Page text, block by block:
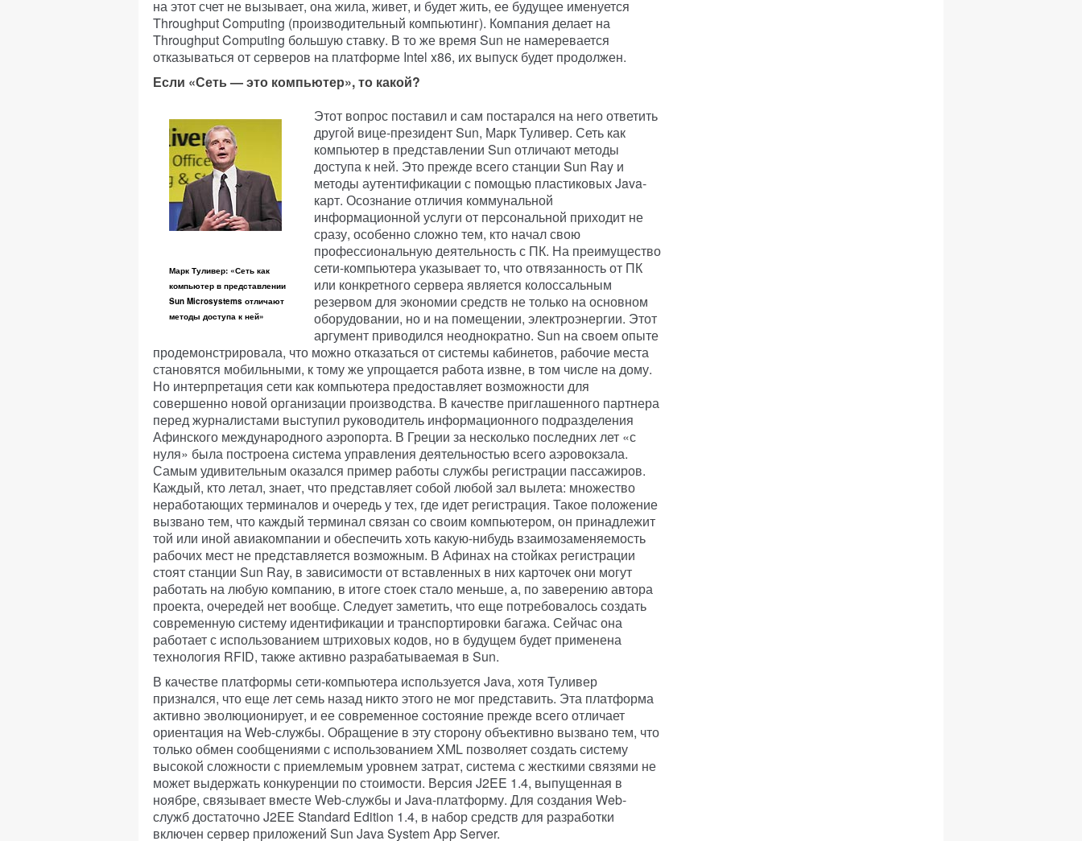
на этот счет не вызывает, она жила, живет, и будет жить, ее будущее именуется
Throughput Computing (производительный компьютинг). Компания делает на
Throughput Computing большую ставку. В то же время Sun не намеревается
отказываться от серверов на платформе Intel x86, их выпуск будет продолжен.
Если «Сеть — это компьютер», то какой?
Марк Туливер: «Сеть как
компьютер в представлении
Sun Microsystems отличают
методы доступа к ней»
Этот вопрос поставил и сам постарался на него ответить
другой вице-президент Sun, Марк Туливер. Сеть как
компьютер в представлении Sun отличают методы
доступа к ней. Это прежде всего станции Sun Ray и
методы аутентификации с помощью пластиковых Java-
карт. Осознание отличия коммунальной
информационной услуги от персональной приходит не
сразу, особенно сложно тем, кто начал свою
профессиональную деятельность с ПК. На преимущество
сети-компьютера указывает то, что отвязанность от ПК
или конкретного сервера является колоссальным
резервом для экономии средств не только на основном
оборудовании, но и на помещении, электроэнергии. Этот
аргумент приводился неоднократно. Sun на своем опыте
продемонстрировала, что можно отказаться от системы кабинетов, рабочие места
становятся мобильными, к тому же упрощается работа извне, в том числе на дому.
Но интерпретация сети как компьютера предоставляет возможности для
совершенно новой организации производства. В качестве приглашенного партнера
перед журналистами выступил руководитель информационного подразделения
Афинского международного аэропорта. В Греции за несколько последних лет «с
нуля» была построена система управления деятельностью всего аэровокзала.
Самым удивительным оказался пример работы службы регистрации пассажиров.
Каждый, кто летал, знает, что представляет собой любой зал вылета: множество
неработающих терминалов и очередь у тех, где идет регистрация. Такое положение
вызвано тем, что каждый терминал связан со своим компьютером, он принадлежит
той или иной авиакомпании и обеспечить хоть какую-нибудь взаимозаменяемость
рабочих мест не представляется возможным. В Афинах на стойках регистрации
стоят станции Sun Ray, в зависимости от вставленных в них карточек они могут
работать на любую компанию, в итоге стоек стало меньше, а, по заверению автора
проекта, очередей нет вообще. Следует заметить, что еще потребовалось создать
современную систему идентификации и транспортировки багажа. Сейчас она
работает с использованием штриховых кодов, но в будущем будет применена
технология RFID, также активно разрабатываемая в Sun.
В качестве платформы сети-компьютера используется Java, хотя Туливер
признался, что еще лет семь назад никто этого не мог представить. Эта платформа
активно эволюционирует, и ее современное состояние прежде всего отличает
ориентация на Web-службы. Обращение в эту сторону объективно вызвано тем, что
только обмен сообщениями с использованием XML позволяет создать систему
высокой сложности с приемлемым уровнем затрат, система с жесткими связями не
может выдержать конкуренции по стоимости. Версия J2EE 1.4, выпущенная в
ноябре, связывает вместе Web-службы и Java-платформу. Для создания Web-
служб достаточно J2EE Standard Edition 1.4, в набор средств для разработки
включен сервер приложений Sun Java System App Server.